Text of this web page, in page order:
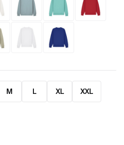
M L XL XXL